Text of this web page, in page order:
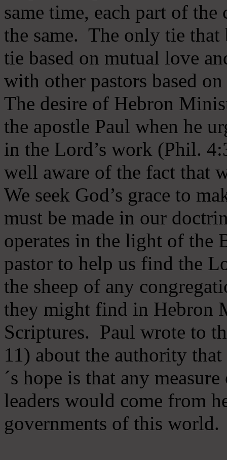
same time, each part of
the same. The only tie that
tie based on mutual love
with other pastors based
The desire of Hebron
the apostle Paul when he
in the Lord’s work (Phil.
well aware of the fact that
We seek God’s grace to
must be made in our
operates in the light of the
pastor to help us find the
the sheep of any
they might find in Hebron
Scriptures. Paul wrote to
11) about the authority
´s hope is that any
leaders would come from
governments of this world.